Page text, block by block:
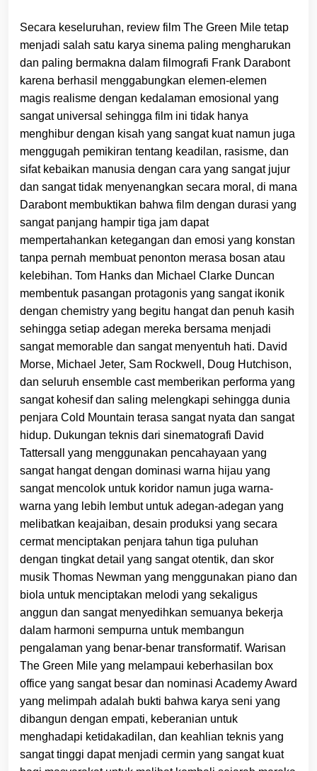
Secara keseluruhan, review film The Green Mile tetap
menjadi salah satu karya sinema paling mengharukan
dan paling bermakna dalam filmografi Frank Darabont
karena berhasil menggabungkan elemen-elemen
magis realisme dengan kedalaman emosional yang
sangat universal sehingga film ini tidak hanya
menghibur dengan kisah yang sangat kuat namun juga
menggugah pemikiran tentang keadilan, rasisme, dan
sifat kebaikan manusia dengan cara yang sangat jujur
dan sangat tidak menyenangkan secara moral, di mana
Darabont membuktikan bahwa film dengan durasi yang
sangat panjang hampir tiga jam dapat
mempertahankan ketegangan dan emosi yang konstan
tanpa pernah membuat penonton merasa bosan atau
kelebihan. Tom Hanks dan Michael Clarke Duncan
membentuk pasangan protagonis yang sangat ikonik
dengan chemistry yang begitu hangat dan penuh kasih
sehingga setiap adegan mereka bersama menjadi
sangat memorable dan sangat menyentuh hati. David
Morse, Michael Jeter, Sam Rockwell, Doug Hutchison,
dan seluruh ensemble cast memberikan performa yang
sangat kohesif dan saling melengkapi sehingga dunia
penjara Cold Mountain terasa sangat nyata dan sangat
hidup. Dukungan teknis dari sinematografi David
Tattersall yang menggunakan pencahayaan yang
sangat hangat dengan dominasi warna hijau yang
sangat mencolok untuk koridor namun juga warna-
warna yang lebih lembut untuk adegan-adegan yang
melibatkan keajaiban, desain produksi yang secara
cermat menciptakan penjara tahun tiga puluhan
dengan tingkat detail yang sangat otentik, dan skor
musik Thomas Newman yang menggunakan piano dan
biola untuk menciptakan melodi yang sekaligus
anggun dan sangat menyedihkan semuanya bekerja
dalam harmoni sempurna untuk membangun
pengalaman yang benar-benar transformatif. Warisan
The Green Mile yang melampaui keberhasilan box
office yang sangat besar dan nominasi Academy Award
yang melimpah adalah bukti bahwa karya seni yang
dibangun dengan empati, keberanian untuk
menghadapi ketidakadilan, dan keahlian teknis yang
sangat tinggi dapat menjadi cermin yang sangat kuat